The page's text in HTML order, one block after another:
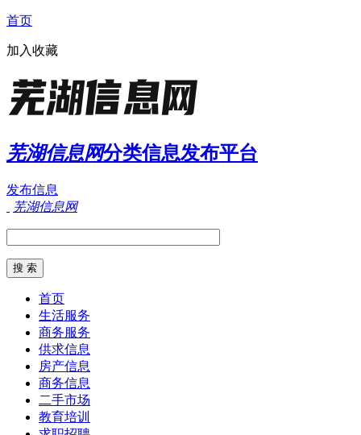
首页
加入收藏
芜湖信息网分类信息发布平台
发布信息
芜湖信息网
首页
生活服务
商务服务
供求信息
房产信息
商务信息
二手市场
教育培训